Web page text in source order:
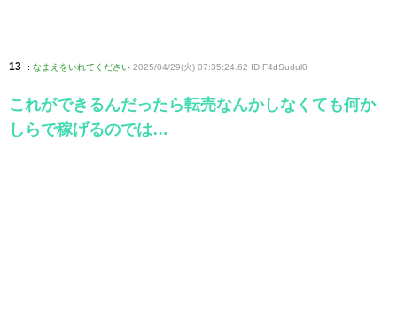
13 : なまえをいれてください 2025/04/29(火) 07:35:24.62 ID:F4dSudul0
これができるんだったら転売なんかしなくても何か
しらで稼げるのでは…